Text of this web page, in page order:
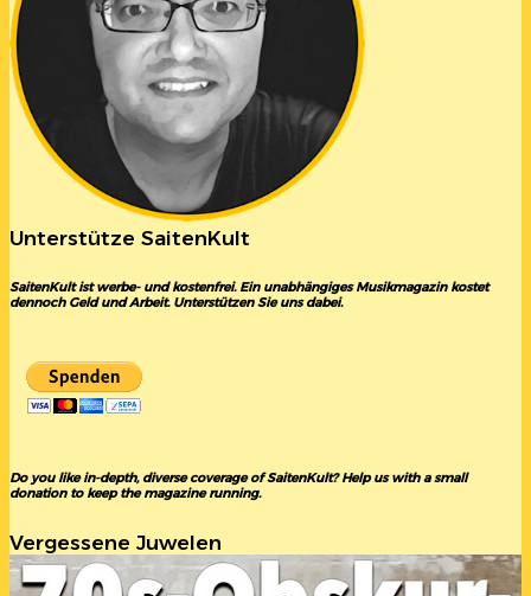
Unterstütze SaitenKult
SaitenKult ist werbe- und kostenfrei. Ein unabhängiges Musikmagazin kostet
dennoch Geld und Arbeit. Unterstützen Sie uns dabei.
Do you like in-depth, diverse coverage of SaitenKult? Help us with a small
donation to keep the magazine running.
Vergessene Juwelen